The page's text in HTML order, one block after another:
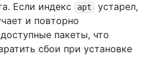
Если индекс apt
устарел,
и повторно
пакеты, что
сбои при установке